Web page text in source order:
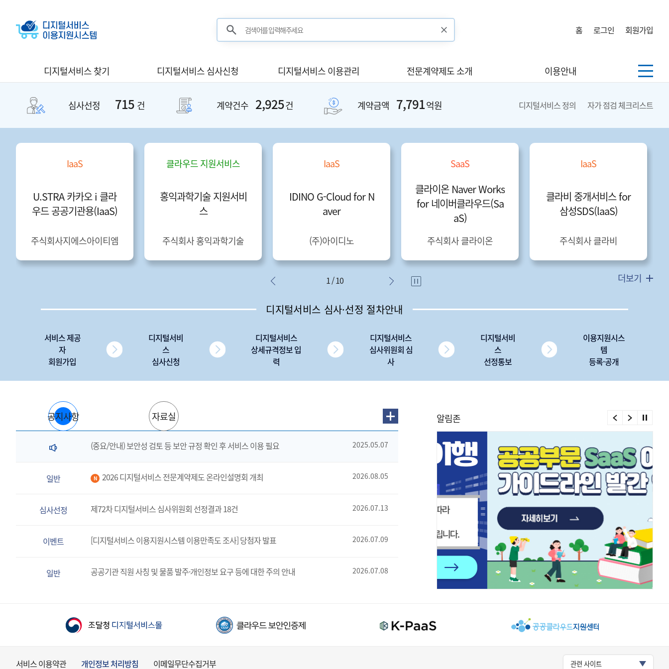
검색어를 입력해주세요 홈 로그인 회원가입
디지털서비스 찾기 디지털서비스 심사신청 디지털서비스 이용관리 전문계약제도 소개 이용안내
심사선정 715 건 계약건수 2,925건 계약금액 7,791억원 디지털서비스 정의 자가 점검 체크리스트
IaaS
U.STRA 카카오 i 클라
우드 공공기관용(IaaS)
주식회사지에스아이티엠
클라우드 지원서비스
홍익과학기술 지원서비
스
주식회사 홍익과학기술
IaaS
IDINO G-Cloud for N
aver
(주)아이디노
SaaS
클라이온 Naver Works
for 네이버클라우드(Sa
aS)
주식회사 클라이온
IaaS
클라비 중개서비스 for
삼성SDS(laaS)
주식회사 클라비
1 / 10 더보기
디지털서비스 심사·선정 절차안내
서비스 제공
자
회원가입
디지털서비
스
심사신청
디지털서비스
상세규격정보 입
력
디지털서비스
심사위원회 심
사
디지털서비
스
선정통보
이용지원시스
템
등록·공개
공지사항 자료실
(중요/안내) 보안성 검토 등 보안 규정 확인 후 서비스 이용 필요 2025.05.07
일반 N 2026 디지털서비스 전문계약제도 온라인설명회 개최 2026.08.05
심사선정 제72차 디지털서비스 심사위원회 선정결과 18건 2026.07.13
이벤트 [디지털서비스 이용지원시스템 이용만족도 조사] 당첨자 발표 2026.07.09
일반 공공기관 직원 사칭 및 물품 발주·개인정보 요구 등에 대한 주의 안내 2026.07.08
알림존
서비스 이용약관 개인정보 처리방침 이메일무단수집거부 관련 사이트